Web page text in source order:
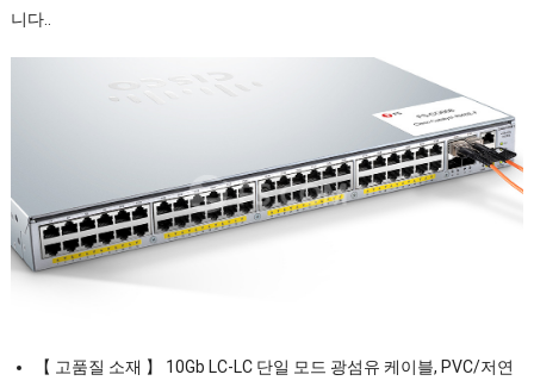
니다..
【 고품질 소재 】 10Gb LC-LC 단일 모드 광섬유 케이블, PVC/저연